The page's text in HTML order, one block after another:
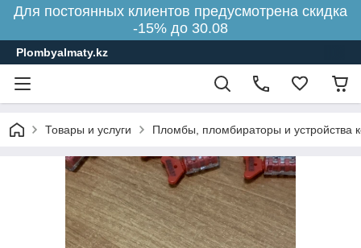
Для постоянных клиентов предусмотрена скидка
-15% до 30.08
Plombyalmaty.kz
Товары и услуги Пломбы, пломбираторы и устройства